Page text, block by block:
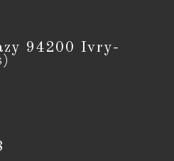
94200 Ivry-